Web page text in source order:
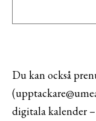
Du kan också
digitala kalender